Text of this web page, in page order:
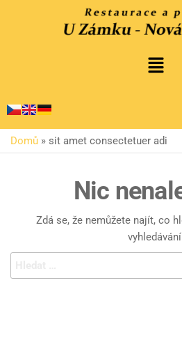
Domů » sit amet consectetuer adi
Nic
Zdá se, že nemůžete najít, co